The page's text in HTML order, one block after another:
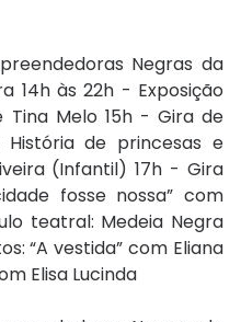
Negras da
14h às 22h - Exposição
Tina Melo 15h - Gira de
História de princesas e
(Infantil) 17h - Gira
fosse nossa” com
teatral: Medeia Negra
“A vestida” com Eliana
Elisa Lucinda